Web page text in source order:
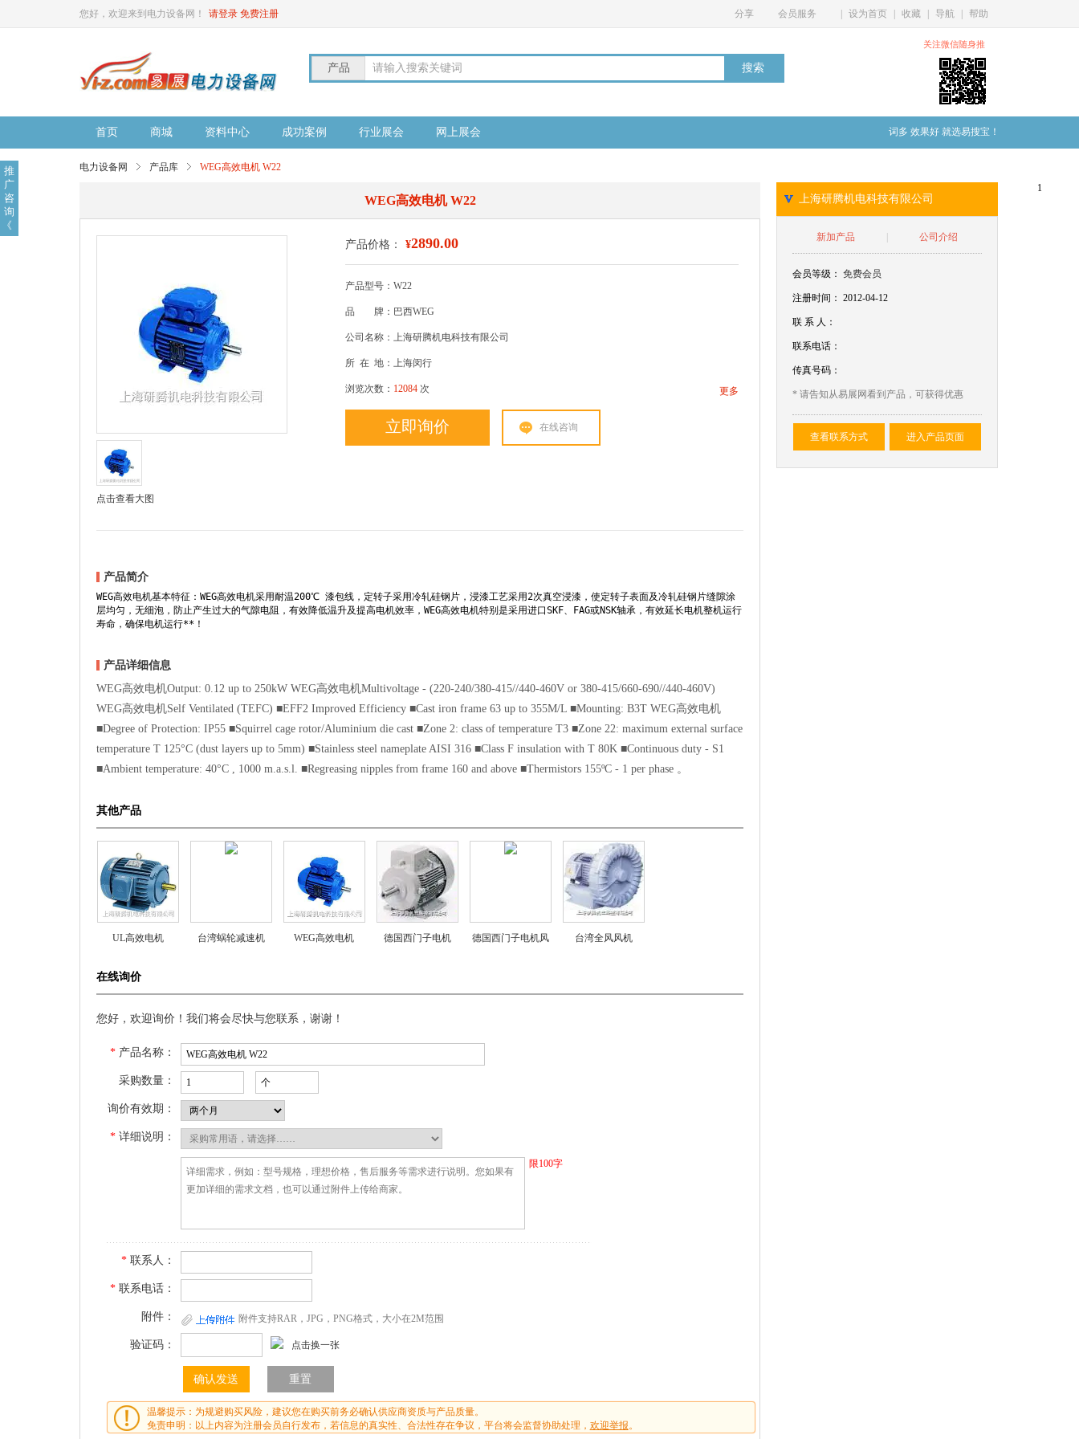
您好，欢迎来到电力设备网！ 请登录 免费注册 分享 会员服务 设为首页 收藏 导航 帮助
产品 请输入搜索关键词
关注微信随身推
首页 商城 资料中心 成功案例 行业展会 网上展会 词多 效果好 就选易搜宝！
电力设备网 产品库 WEG高效电机 W22
WEG高效电机 W22
点击查看大图
产品价格： ¥2890.00
产品型号：W22
品 牌：巴西WEG
公司名称：上海研腾机电科技有限公司
所 在 地：上海闵行
浏览次数： 12084 次 更多
立即询价 在线咨询
产品简介
WEG高效电机基本特征：WEG高效电机采用耐温200℃ 漆包线，定转子采用冷轧硅钢片，浸漆工艺采用2次真空浸漆，使定转子表面及冷轧硅钢片缝隙涂
层均匀，无细泡，防止产生过大的气隙电阻，有效降低温升及提高电机效率，WEG高效电机特别是采用进口SKF、FAG或NSK轴承，有效延长电机整机运行
寿命，确保电机运行**！
产品详细信息
WEG高效电机Output: 0.12 up to 250kW WEG高效电机Multivoltage - (220-240/380-415//440-460V or 380-415/660-690//440-460V)
WEG高效电机Self Ventilated (TEFC) ■EFF2 Improved Efficiency ■Cast iron frame 63 up to 355M/L ■Mounting: B3T WEG高效电机
■Degree of Protection: IP55 ■Squirrel cage rotor/Aluminium die cast ■Zone 2: class of temperature T3 ■Zone 22: maximum external surface
temperature T 125°C (dust layers up to 5mm) ■Stainless steel nameplate AISI 316 ■Class F insulation with T 80K ■Continuous duty - S1
■Ambient temperature: 40°C , 1000 m.a.s.l. ■Regreasing nipples from frame 160 and above ■Thermistors 155ºC - 1 per phase 。
其他产品
UL高效电机 台湾蜗轮减速机 WEG高效电机 德国西门子电机 德国西门子电机风 台湾全风风机
在线询价
您好，欢迎询价！我们将会尽快与您联系，谢谢！
* 产品名称：
采购数量：
询价有效期：
* 详细说明：
限100字
* 联系人：
* 联系电话：
附件： 附件支持RAR，JPG，PNG格式，大小在2M范围
验证码： 点击换一张
温馨提示：为规避购买风险，建议您在购买前务必确认供应商资质与产品质量。
免责申明：以上内容为注册会员自行发布，若信息的真实性、合法性存在争议，平台将会监督协助处理， 欢迎举报 。
上海研腾机电科技有限公司
新加产品 公司介绍
会员等级：免费会员
注册时间： 2012-04-12
联 系 人：
联系电话：
传真号码：
* 请告知从易展网看到产品，可获得优惠
查看联系方式 进入产品页面
推
广
咨
询
《
1